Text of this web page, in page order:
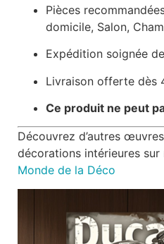
Pièces
domicile, Salon,
Expédition soignée
Livraison offerte dès
Ce produit ne peut
Découvrez d’autres
décorations intérieures
Monde de la Déco